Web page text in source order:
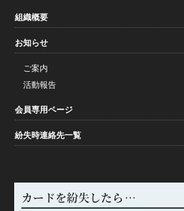
組織概要
お知らせ
ご案内
活動報告
会員専用ページ
紛失時連絡先一覧